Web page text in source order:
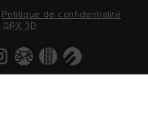
Politique de confidentialité
GPX 3D